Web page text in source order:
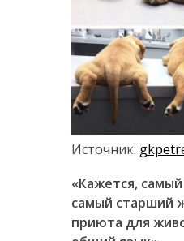
Источник:
«Кажется,
самый старший
приюта для